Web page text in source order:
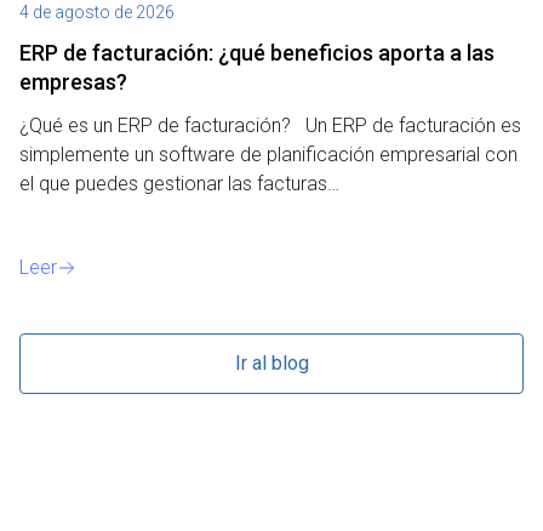
4 de agosto de 2026
ERP de facturación​: ¿qué beneficios aporta a las
empresas?
¿Qué es un ERP de facturación? Un ERP de facturación es
simplemente un software de planificación empresarial con
el que puedes gestionar las facturas…
Leer
Ir al blog